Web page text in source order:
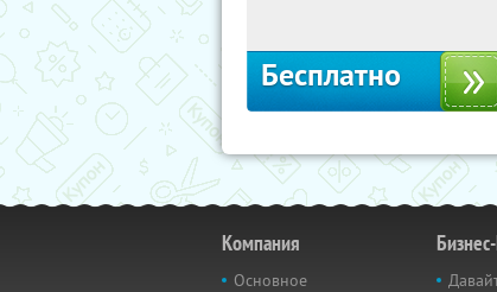
Бесплатно
Компания
Основное